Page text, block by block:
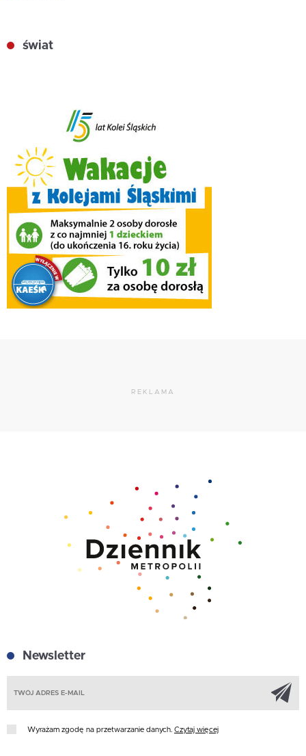
świat
REKLAMA
Newsletter
Wyrażam zgodę na przetwarzanie danych. Czytaj więcej